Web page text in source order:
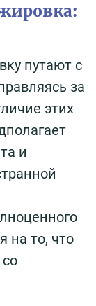
путают с
за
этих
и
на то, что